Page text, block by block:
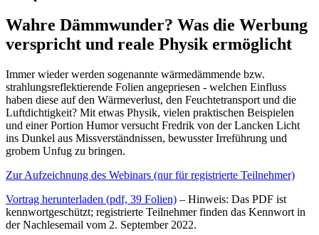
Wahre Dämmwunder? Was die Werbung
verspricht und reale Physik ermöglicht
Immer wieder werden sogenannte wärmedämmende bzw.
strahlungsreflektierende Folien angepriesen - welchen Einfluss
haben diese auf den Wärmeverlust, den Feuchtetransport und die
Luftdichtigkeit? Mit etwas Physik, vielen praktischen Beispielen
und einer Portion Humor versucht Fredrik von der Lancken Licht
ins Dunkel aus Missverständnissen, bewusster Irreführung und
grobem Unfug zu bringen.
Zur Aufzeichnung des Webinars (nur für registrierte Teilnehmer)
Vortrag herunterladen (pdf, 39 Folien) – Hinweis: Das PDF ist
kennwortgeschützt; registrierte Teilnehmer finden das Kennwort in
der Nachlesemail vom 2. September 2022.